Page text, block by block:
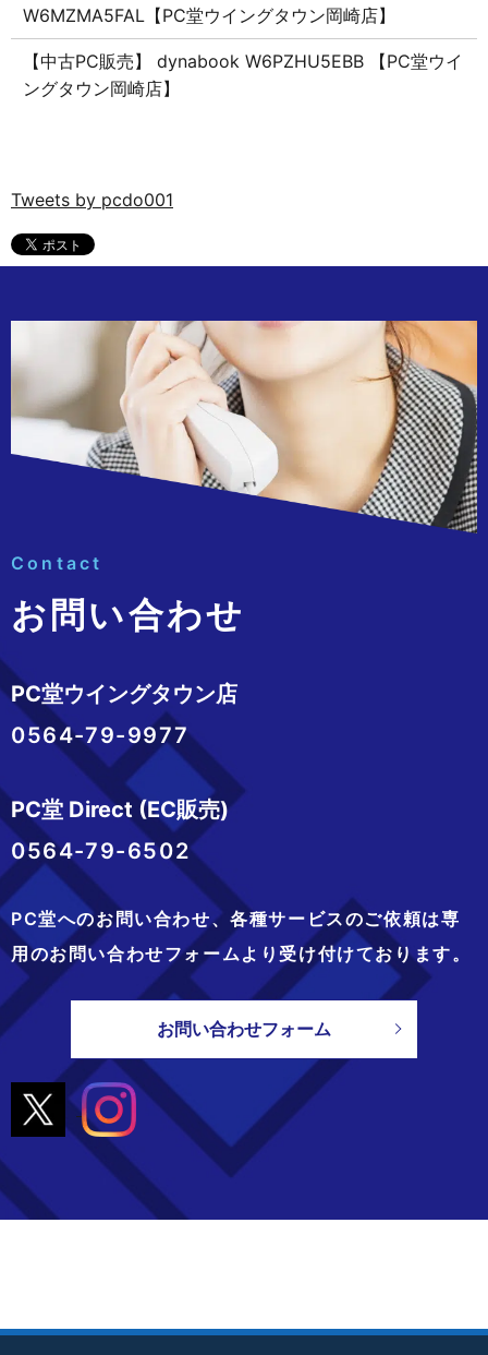
W6MZMA5FAL【PC堂ウイングタウン岡崎店】
【中古PC販売】 dynabook W6PZHU5EBB 【PC堂ウイ
ングタウン岡崎店】
Tweets by pcdo001
Contact
お問い合わせ
PC堂ウイングタウン店
0564-79-9977
PC堂 Direct (EC販売)
0564-79-6502
PC堂へのお問い合わせ、各種サービスのご依頼は専
用のお問い合わせフォームより 受け付けております。
お問い合わせフォーム